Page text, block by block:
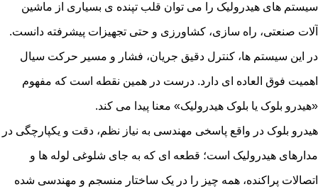
سیستم های هیدرولیک را می توان قلب تپنده ی بسیاری از ماشین
آلات صنعتی، راه سازی، کشاورزی و حتی تجهیزات پیشرفته دانست.
در این سیستم ها، کنترل دقیق جریان، فشار و مسیر حرکت سیال
اهمیت فوق العاده ای دارد. درست در همین نقطه است که مفهوم
«هیدرو بلوک یا بلوک هیدرولیک» معنا پیدا می کند.
هیدرو بلوک در واقع پاسخی مهندسی به نیاز نظم، دقت و یکپارچگی در
مدارهای هیدرولیک است؛ قطعه ای که به جای شلوغی لوله ها و
اتصالات پراکنده، همه چیز را در یک ساختار منسجم و مهندسی شده